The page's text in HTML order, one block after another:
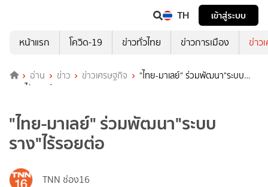
TH
เข้าสู่ระบบ
หน้าแรก
โควิด-19 ข่าวทั่วไทย ข่าวการเมือง ข่าว
อ่าน ข่าว ข่าวเศรษฐกิจ
"ไทย-มาเลย์" ร่วมพัฒนา"ระบบ
ราง"ไร้รอยต่อ
"ไทย-มาเลย์" ร่วมพัฒนา"ระบบ
ราง"ไร้รอยต่อ
TNN ช่อง16